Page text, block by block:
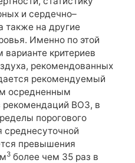
и сердечно–
также на другие
Именно по этой
критериев
рекомендованных
рекомендуемый
осредненным
рекомендаций ВОЗ, в
порогового
среднесуточной
превышения
3 более чем 35 раз в